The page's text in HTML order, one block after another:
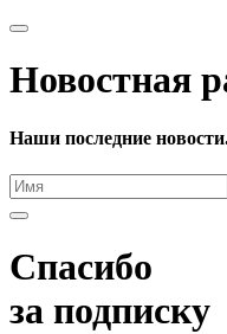
Новостная
Наши последние
Спасибо
за подписку